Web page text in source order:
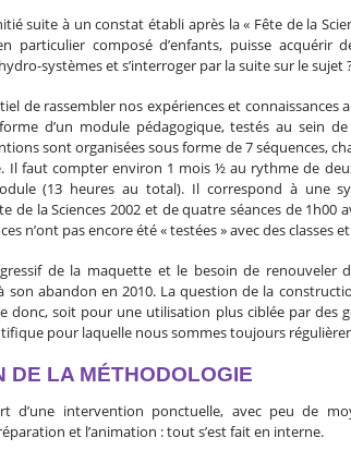
suite à un constat établi après la « Fête de la
particulier composé d’enfants, puisse acquérir
systèmes et s’interroger par la suite sur le sujet
de rassembler nos expériences et connaissances
d’un module pédagogique, testés au sein de
sont organisées sous forme de 7 séquences,
Il faut compter environ 1 mois ½ au rythme de
(13 heures au total). Il correspond à une
de la Sciences 2002 et de quatre séances de 1h00
n’ont pas encore été « testées » avec des classes
de la maquette et le besoin de renouveler
son abandon en 2010. La question de la
donc, soit pour une utilisation plus ciblée par des
pour laquelle nous sommes toujours
DE LA MÉTHODOLOGIE
d’une intervention ponctuelle, avec peu de
et l’animation : tout s’est fait en interne.